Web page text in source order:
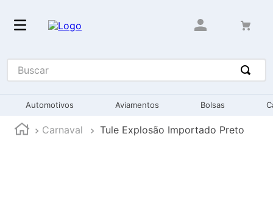
Buscar
Automotivos Aviamentos Bolsas
Carnaval Tule Explosão Importado Preto